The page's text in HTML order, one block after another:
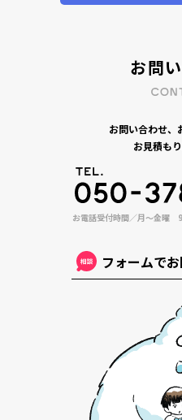
お問
お問い合わせ、
お見積も
お電話受付時間／月〜金曜
フォームで